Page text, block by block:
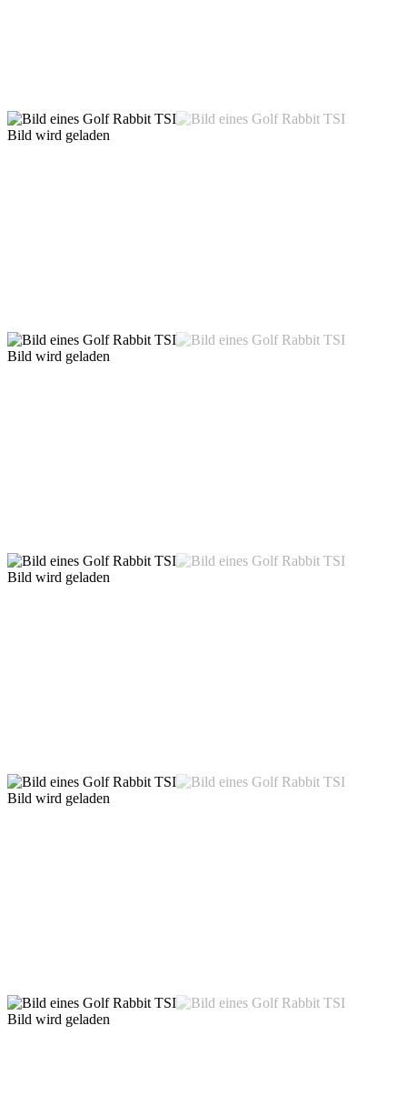
Bild wird geladen
Bild wird geladen
Bild wird geladen
Bild wird geladen
Bild wird geladen